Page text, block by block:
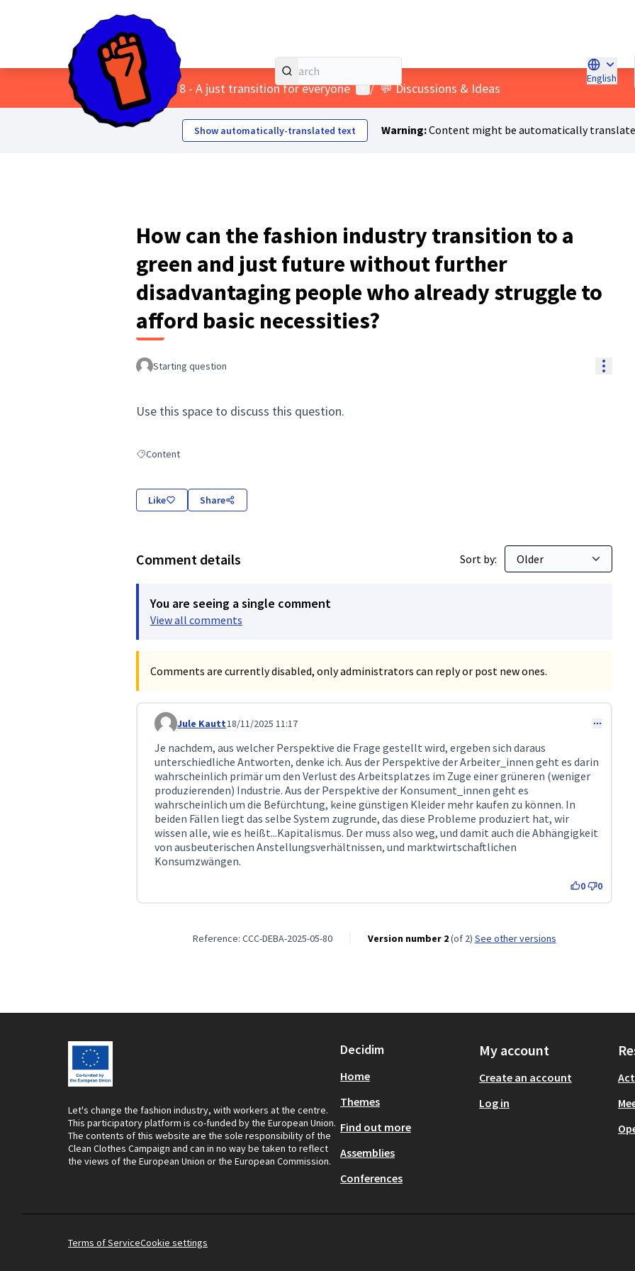
English
Choose
Home Main menu
/ Themes 8 - A just transition for everyone User menu
/ 💬 Discussions & Ideas
Show automatically-translated text Warning:Content might be automatically
How can the fashion industry transition to a
green and just future without further
disadvantaging people who already struggle to
afford basic necessities?
Starting question
Use this space to discuss this question.
Filter results for: Content
Content
Like Share
Comment details Sort by:
You are seeing a single comment
View all comments
Comments are currently disabled, only administrators can reply or post new ones.
Comment 486
Jule Kautt18/11/2025 11:17
Je nachdem, aus welcher Perspektive die Frage gestellt wird, ergeben sich daraus
unterschiedliche Antworten, denke ich. Aus der Perspektive der Arbeiter_innen geht es darin
wahrscheinlich primär um den Verlust des Arbeitsplatzes im Zuge einer grüneren (weniger
produzierenden) Industrie. Aus der Perspektive der Konsument_innen geht es
wahrscheinlich um die Befürchtung, keine günstigen Kleider mehr kaufen zu können. In
beiden Fällen liegt das selbe System zugrunde, das diese Probleme produziert hat, wir
wissen alle, wie es heißt...Kapitalismus. Der muss also weg, und damit auch die Abhängigkeit
von ausbeuterischen Anstellungsverhältnissen, und marktwirtschaftlichen
Konsumzwängen.
0 0
Reference: CCC-DEBA-2025-05-80 Version number 2(of 2) see other versions
Let's change the fashion industry, with workers at the centre.
This participatory platform is co-funded by the European Union.
The contents of this website are the sole responsibility of the
Clean Clothes Campaign and can in no way be taken to reflect
the views of the European Union or the European Commission.
Decidim
Home
Themes
Find out more
Assemblies
Conferences
My account
Create an account
Log in
Terms of ServiceCookie settings